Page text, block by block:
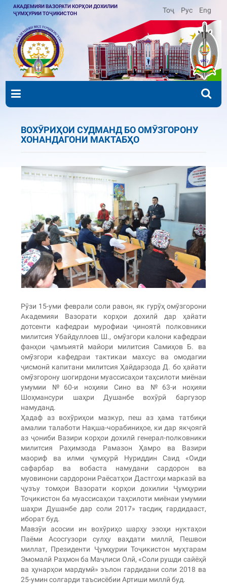
АКАДЕМИЯИ ВАЗОРАТИ КОРҲОИ ДОХИЛИИ
ҶУМҲУРИИ ТОҶИКИСТОН
Тоҷ Рус Eng
ВОХӮРИҲОИ СУДМАНД БО ОМӮЗГОРОНУ
ХОНАНДАГОНИ МАКТАБҲО
Рӯзи 15-уми феврали соли равон, як гурӯҳ омӯзгорони
Академияи Вазорати корҳои дохилӣ дар ҳайати
дотсенти кафедраи мурофиаи ҷиноятӣ полковники
милитсия Убайдуллоев Ш., омӯзгори калони кафедраи
фанҳои ҷамъиятӣ майори милитсия Самиҳов Б. ва
омӯзгори кафедраи тактикаи махсус ва омодагии
ҷисмонӣ капитани милитсия Ҳайдарзода Д. бо ҳайати
омӯзгорону шогирдони муассисаҳои таҳсилоти миёнаи
умумии №60-и ноҳияи Сино ва №63-и ноҳияи
Шоҳмансури шаҳри Душанбе вохӯрӣ баргузор
намуданд.
Ҳадаф аз вохӯриҳои мазкур, пеш аз ҳама татбиқи
амалии талаботи Нақша-чорабиниҳое, ки дар якҷоягӣ
аз ҷониби Вазири корҳои дохилӣ генерал-полковники
милитсия Раҳимзода Рамазон Ҳамро ва Вазири
маориф ва илми ҷумҳурӣ Нуриддин Саид «Оиди
сафарбар ва вобаста намудани сардорон ва
муовинони сардорони Раёсатҳои Дастгоҳи марказӣ ва
ҷузъу томҳои Вазорати корҳои дохилии Ҷумҳурии
Тоҷикистон ба муассисаҳои таҳсилоти миёнаи умумии
шаҳри Душанбе дар соли 2017» тасдиқ гардидааст,
иборат буд.
Мавзӯи асосии ин вохӯриҳо шарҳу эзоҳи нуктаҳои
Паёми Асосгузори сулҳу ваҳдати миллӣ, Пешвои
миллат, Президенти Ҷумҳурии Тоҷикистон муҳтарам
Эмомалӣ Раҳмон ба Маҷлиси Олӣ, «Соли рушди сайёҳӣ
ва ҳунарҳои мардумӣ» эълон гардидани соли 2018 ва
25-умин солгарди таъсисёбии Артиши миллӣ буд.